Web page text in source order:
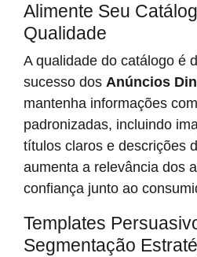
Alimente Seu
Qualidade
A qualidade do catálogo é
sucesso dos Anúncios
mantenha informações
padronizadas, incluindo
títulos claros e descrições
aumenta a relevância dos
confiança junto ao
Templates
Segmentação